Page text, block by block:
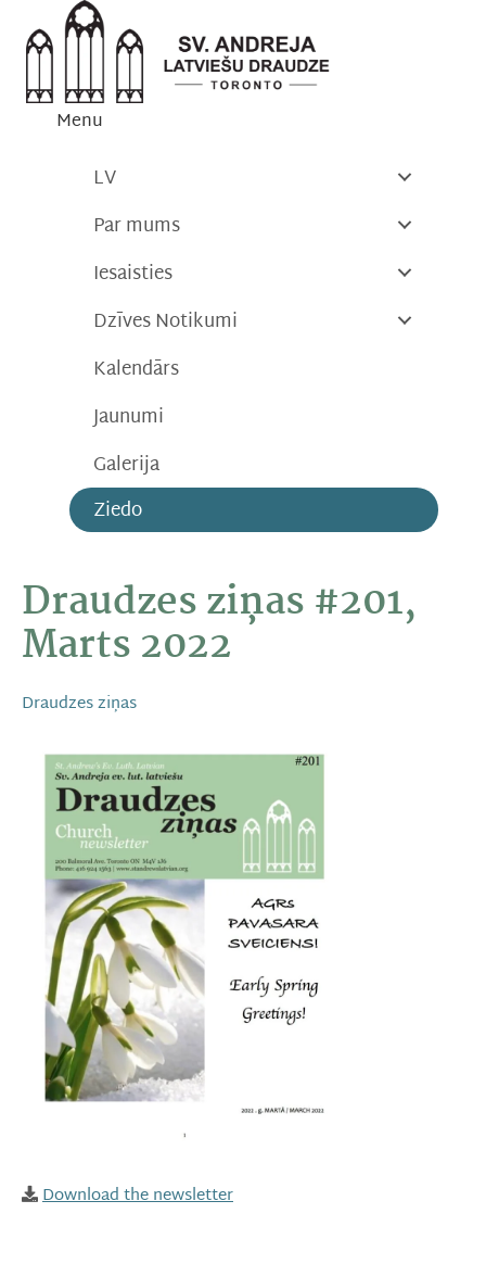
Menu
LV
Par mums
Iesaisties
Dzīves Notikumi
Kalendārs
Jaunumi
Galerija
Ziedo
Draudzes ziņas #201,
Marts 2022
Draudzes ziņas
Download the newsletter